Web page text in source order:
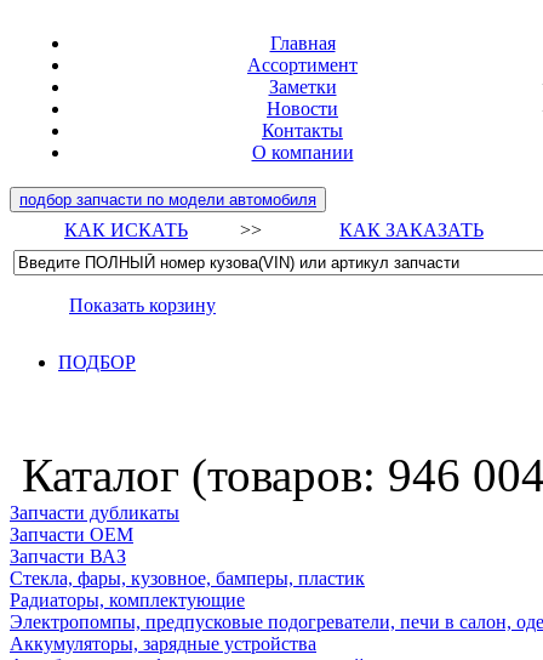
Главная
Ассортимент
Заметки
Новости
Контакты
О компании
подбор запчасти по модели автомобиля
КАК ИСКАТЬ >> КАК ЗАКАЗАТЬ
Показать корзину
ПОДБОР
Каталог (товаров: 946
Запчасти дубликаты
Запчасти ОЕМ
Запчасти ВАЗ
Стекла, фары, кузовное, бамперы, пластик
Радиаторы, комплектующие
Электропомпы, предпусковые подогреватели, печи в салон,
Аккумуляторы, зарядные устройства